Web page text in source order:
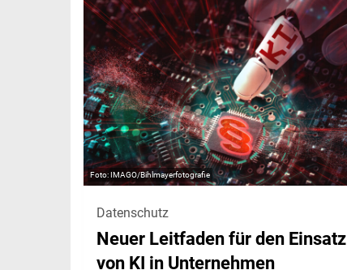
IMAGO/Bihlmayerfotografie
Datenschutz
Neuer Leitfaden für den Einsatz
von KI in Unternehmen